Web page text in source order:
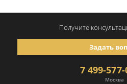
7 499-
Москва
Задать
Получите